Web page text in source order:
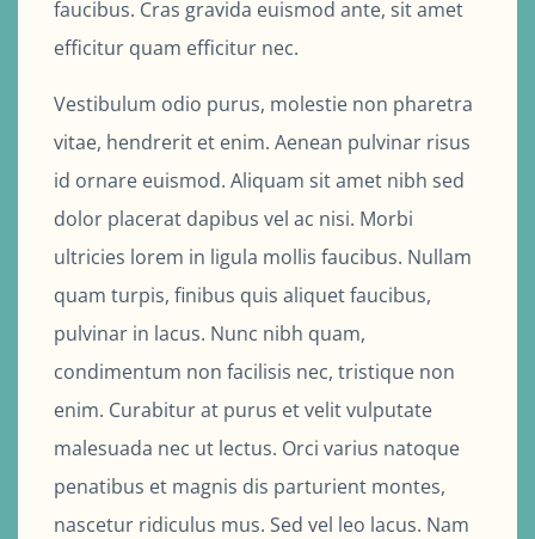
faucibus. Cras gravida euismod ante, sit amet
efficitur quam efficitur nec.
Vestibulum odio purus, molestie non pharetra
vitae, hendrerit et enim. Aenean pulvinar risus
id ornare euismod. Aliquam sit amet nibh sed
dolor placerat dapibus vel ac nisi. Morbi
ultricies lorem in ligula mollis faucibus. Nullam
quam turpis, finibus quis aliquet faucibus,
pulvinar in lacus. Nunc nibh quam,
condimentum non facilisis nec, tristique non
enim. Curabitur at purus et velit vulputate
malesuada nec ut lectus. Orci varius natoque
penatibus et magnis dis parturient montes,
nascetur ridiculus mus. Sed vel leo lacus. Nam